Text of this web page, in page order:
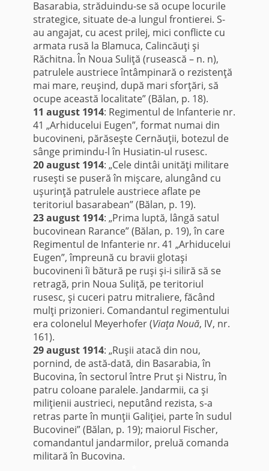
Basarabia, străduindu-se să ocupe locurile
strategice, situate de-a lungul frontierei. S-
au angajat, cu acest prilej, mici conflicte cu
armata rusă la Blamuca, Calincăuţi şi
Răchitna. În Noua Suliţă (rusească – n. n),
patrulele austriece întâmpinară o rezistenţă
mai mare, reuşind, după mari sforţări, să
ocupe această localitate” (Bălan, p. 18).
11 august 1914: Regimentul de Infanterie nr.
41 „Arhiducelui Eugen”, format numai din
bucovineni, părăseşte Cernăuţii, botezul de
sânge primindu-l în Husiatin-ul rusesc.
20 august 1914: „Cele dintâi unităţi militare
ruseşti se puseră în mişcare, alungând cu
uşurinţă patrulele austriece aflate pe
teritoriul basarabean” (Bălan, p. 19).
23 august 1914: „Prima luptă, lângă satul
bucovinean Rarance” (Bălan, p. 19), în care
Regimentul de Infanterie nr. 41 „Arhiducelui
Eugen”, împreună cu bravii glotaşi
bucovineni îi bătură pe ruşi şi-i siliră să se
retragă, prin Noua Suliţă, pe teritoriul
rusesc, şi cu­ceri patru mitraliere, făcând
mulţi prizo­nieri. Comandantul regimentului
era colonelul Meyerhofer (Viaţa Nouă, IV, nr.
161).
29 august 1914: „Ruşii atacă din nou,
pornind, de astă-dată, din Basarabia, în
Bucovina, în sectorul între Prut şi Nistru, în
patru coloane paralele. Jandarmii, ca şi
miliţienii austrieci, neputând rezista, s-a
retras parte în munţii Galiţiei, parte în sudul
Bucovinei” (Bălan, p. 19); maiorul Fischer,
comandantul jandarmilor, preluă comanda
militară în Bucovina.